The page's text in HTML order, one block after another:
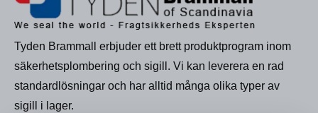
Tyden Brammall erbjuder ett brett produktprogram inom
säkerhetsplombering och sigill. Vi kan leverera en rad
standardlösningar och har alltid många olika typer av
sigill i lager.